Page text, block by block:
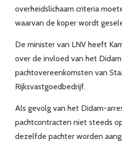
overheidslichaam criteria
waarvan de koper wordt
De minister van LNV heeft
over de invloed van het
pachtovereenkomsten van
Rijksvastgoedbedrijf.
Als gevolg van het Didam-
pachtcontracten niet steeds
dezelfde pachter worden